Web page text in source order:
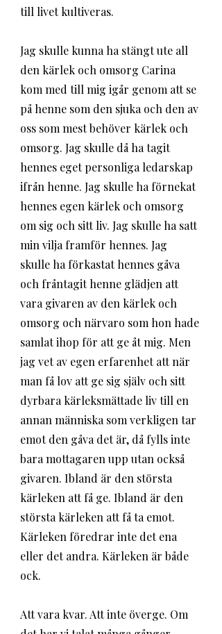
till livet kultiveras.
Jag skulle kunna ha stängt ute all
den kärlek och omsorg Carina
kom med till mig igår genom att se
på henne som den sjuka och den av
oss som mest behöver kärlek och
omsorg. Jag skulle då ha tagit
hennes eget personliga ledarskap
ifrån henne. Jag skulle ha förnekat
hennes egen kärlek och omsorg
om sig och sitt liv. Jag skulle ha satt
min vilja framför hennes. Jag
skulle ha förkastat hennes gåva
och fråntagit henne glädjen att
vara givaren av den kärlek och
omsorg och närvaro som hon hade
samlat ihop för att ge åt mig. Men
jag vet av egen erfarenhet att när
man få lov att ge sig själv och sitt
dyrbara kärleksmättade liv till en
annan människa som verkligen tar
emot den gåva det är, då fylls inte
bara mottagaren upp utan också
givaren. Ibland är den största
kärleken att få ge. Ibland är den
största kärleken att få ta emot.
Kärleken föredrar inte det ena
eller det andra. Kärleken är både
ock.
Att vara kvar. Att inte överge. Om